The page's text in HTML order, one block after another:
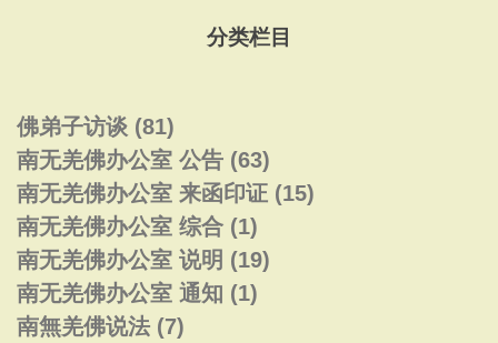
分类栏目
佛弟子访谈 (81)
南无羌佛办公室 公告 (63)
南无羌佛办公室 来函印证 (15)
南无羌佛办公室 综合 (1)
南无羌佛办公室 说明 (19)
南无羌佛办公室 通知 (1)
南無羌佛说法 (7)